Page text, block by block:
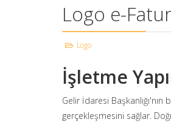
Logo e-
Logo
İşletme
Gelir İdaresi
gerçekleşmesini sağlar.